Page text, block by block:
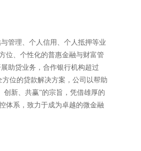
理、个人信用、个人抵押等业
位、个性化的普惠金融与财富管
助贷业务，合作银行机构超过
位的贷款解决方案，公司以帮助
新、共赢”的宗旨，凭借雄厚的
体系，致力于成为卓越的微金融